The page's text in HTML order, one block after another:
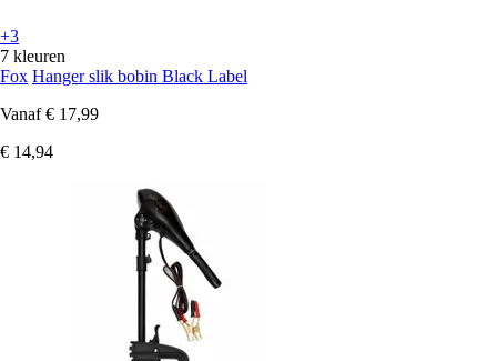
+3
7 kleuren
Fox Hanger slik bobin Black Label
Vanaf € 17,99
€ 14,94